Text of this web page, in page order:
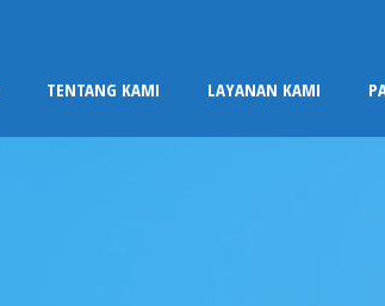
TENTANG KAMI LAYANAN KAMI